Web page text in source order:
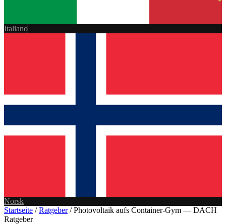
Italiano
Norsk
Startseite / Ratgeber / Photovoltaik aufs Container-Gym — DACH
Ratgeber